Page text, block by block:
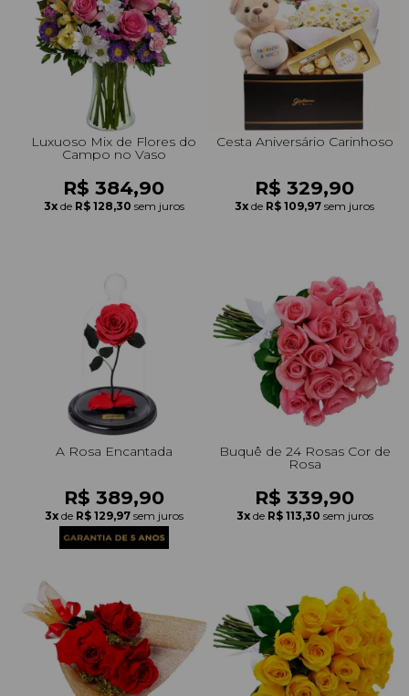
+Presentes com Flores
+Presentes por Ocasião
+Presentes para Família
+Presentes para Todos
+Tipo de Cesta
+Tipos de Buquês
+Tipos de Arranjos
+Tipos de Flores
+Por Cores
+Cidades do Sul
+Cidades do Sudeste
+Cidades do Norte
+Cidades do Nordeste
Luxuoso Mix de Flores do
Campo no Vaso
R$ 384,90
3x de R$ 128,30 sem juros
Cesta Aniversário Carinhoso
R$ 329,90
3x de R$ 109,97 sem juros
A Rosa Encantada
R$ 389,90
3x de R$ 129,97 sem juros
Buquê de 24 Rosas Cor de
Rosa
R$ 339,90
3x de R$ 113,30 sem juros